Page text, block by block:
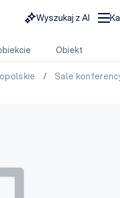
Wyszukaj z AI
Obiekt
/ Sale